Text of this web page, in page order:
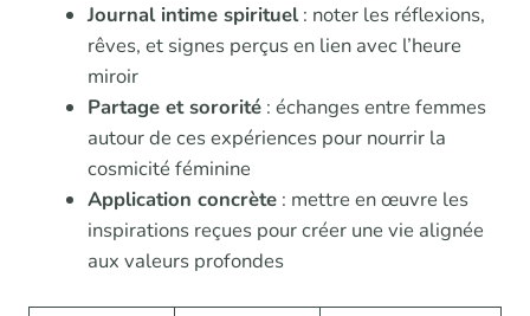
Journal intime spirituel: noter les réflexions,
rêves, et signes perçus en lien avec l’heure
miroir
Partage et sororité: échanges entre femmes
autour de ces expériences pour nourrir la
cosmicité féminine
Application concrète: mettre en œuvre les
inspirations reçues pour créer une vie alignée
aux valeurs profondes